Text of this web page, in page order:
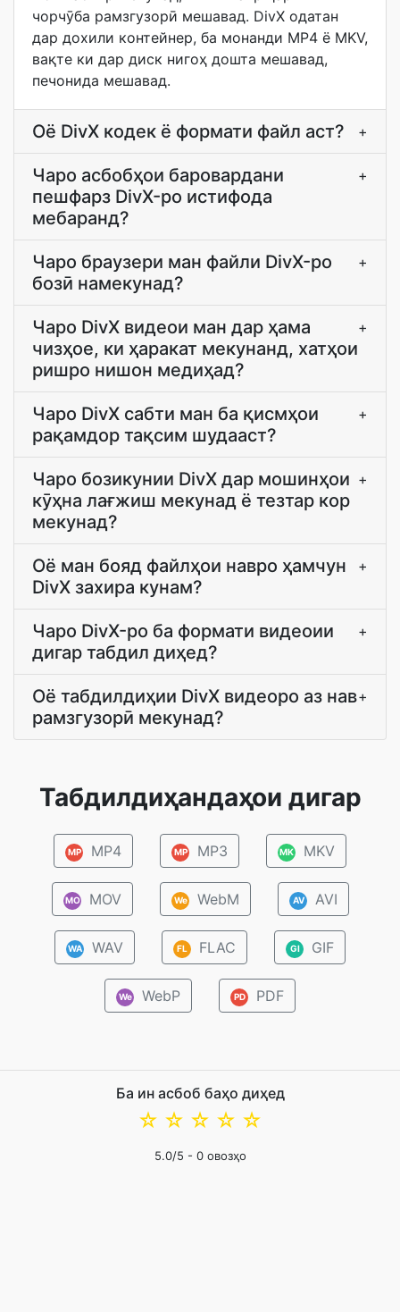
чорчӯба рамзгузорӣ мешавад. DivX одатан
дар дохили контейнер, ба монанди MP4 ё MKV,
вақте ки дар диск нигоҳ дошта мешавад,
печонида мешавад.
Оё DivX кодек ё формати файл аст? +
Чаро асбобҳои баровардани
пешфарз DivX-ро истифода
мебаранд?
+
Чаро браузери ман файли DivX-ро
бозӣ намекунад?
+
Чаро DivX видеои ман дар ҳама
чизҳое, ки ҳаракат мекунанд, хатҳои
ришро нишон медиҳад?
+
Чаро DivX сабти ман ба қисмҳои
рақамдор тақсим шудааст?
+
Чаро бозикунии DivX дар мошинҳои
кӯҳна лағжиш мекунад ё тезтар кор
мекунад?
+
Оё ман бояд файлҳои навро ҳамчун
DivX захира кунам?
+
Чаро DivX-ро ба формати видеоии
дигар табдил диҳед?
+
Оё табдилдиҳии DivX видеоро аз нав
рамзгузорӣ мекунад?
+
Табдилдиҳандаҳои дигар
MP MP4 MP MP3 MK MKV
MO MOV We WebM AV AVI
WA WAV FL FLAC GI GIF
We WebP PD PDF
Ба ин асбоб баҳо диҳед
☆
☆
☆
☆
☆
5.0/5 - 0овозҳо